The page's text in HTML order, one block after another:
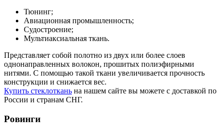
Тюнинг;
Авиационная промышленность;
Судостроение;
Мультиаксиальная ткань.
Представляет собой полотно из двух или более слоев
однонаправленных волокон, прошитых полиэфирными
нитями. С помощью такой ткани увеличивается прочность
конструкции и снижается вес.
Купить стеклоткань на нашем сайте вы можете с доставкой по
России и странам СНГ.
Ровинги